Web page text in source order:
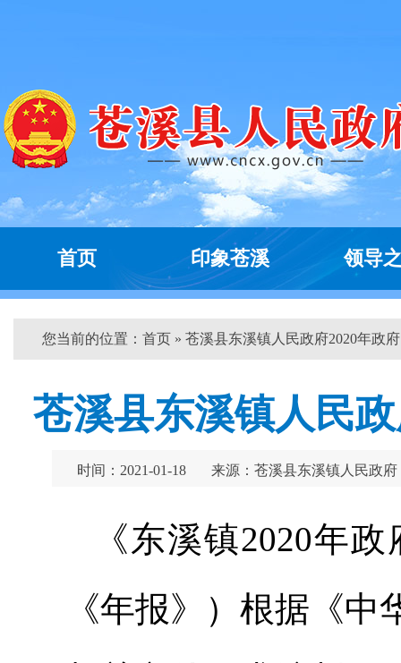
首页 印象苍溪 领导
您当前的位置： 首页 » 苍溪县东溪镇人民政府2020年政
苍溪县东溪镇人民
时间：2021-01-18 来源：苍溪县东溪镇人民政府
《东溪镇2020年
《年报》）根据《